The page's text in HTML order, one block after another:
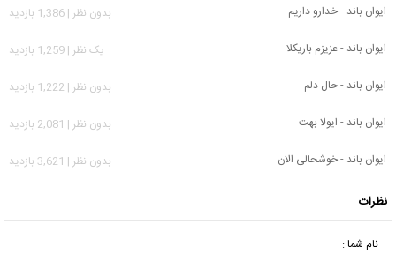
ایوان باند - خدارو داریم
بدون نظر | 1,386 بازدید
ایوان باند - عزیزم باریکلا
يک نظر | 1,259 بازدید
ایوان باند - حال دلم
بدون نظر | 1,222 بازدید
ایوان باند - ایولا بهت
بدون نظر | 2,081 بازدید
ایوان باند - خوشحالی الان
بدون نظر | 3,621 بازدید
نظرات
نام شما :